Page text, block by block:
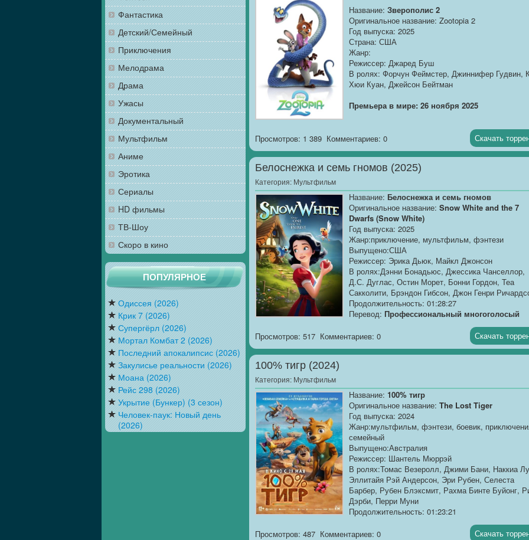
Фантастика
Детский/Семейный
Приключения
Мелодрама
Драма
Ужасы
Документальный
Мультфильм
Аниме
Эротика
Сериалы
HD фильмы
ТВ-Шоу
Скоро в кино
ПОПУЛЯРНОЕ
Одиссея (2026)
Крик 7 (2026)
Супергёрл (2026)
Мортал Комбат 2 (2026)
Последний апокалипсис (2026)
Закулисье реальности (2026)
Моана (2026)
Рейс 298 (2026)
Укрытие (Бункер) (3 сезон)
Человек-паук: Новый день
(2026)
покой рушит таинственный заказ — украсть
«Ангела-хранителя», артефакт, дающий власть
над всеми преступными синдикатами мира.
Проблема: за ним уже охотятся мега-корпорация
злых хомяков, армия роботов-полицейских и… их
же бывшие «хорошие» я, которые
системе.
Стиль против технологий. В этом сумасшедшем
обаяния против цифрового мира: взлом с
навигатором и даже «одурачивание» алгоритмов
слежки с помощью танца. Но главный тест —
Вулф обнаруживает, что артефакт меняет
того, кто им владеет. Теперь им предстоит не
просто ограбление, а выбор: стать легендами
лучшие «хорошие парни» в этом хаосе.
Название: Зверополис 2
Оригинальное название: Zootopia 2
Год выпуска: 2025
Страна: США
Жанр:
Режиссер: Джаред Буш
В ролях: Форчун Феймстер, Джиннифер Гудвин,
Хюи Куан, Джейсон Бейтман
Премьера в мире: 26 ноября 2025
Описание: Джуди Хоппс и Ник Уайлд
возвращаются в самом неожиданном деле своей
карьеры! Когда в Зверополис прибывает
таинственная рептилия — загадочный хамелеон
невероятными способностями — город мгновенно
Просмотров: 1 389 Комментариев: 0 Скачать
Белоснежка и семь гномов (2025)
Категория: Мультфильм
Название: Белоснежка и семь гномов
Оригинальное название: Snow White and the 7
Dwarfs (Snow White)
Год выпуска: 2025
Жанр:приключение, мультфильм, фэнтези
Выпущено:США
Режиссер: Эрика Дьюк, Майкл Джонсон
В ролях:Дэнни Бонадьюс, Джессика Чанселлор,
Д.С. Дуглас, Остин Морет, Бонни Гордон, Теа
Сакколити, Брэндон Гибсон, Джон Генри
Продолжительность: 01:28:27
Перевод: Профессиональный многоголосый
Размер:...[/AlphaProject]
Просмотров: 517 Комментариев: 0 Скачать
100% тигр (2024)
Категория: Мультфильм
Название: 100% тигр
Оригинальное название: The Lost Tiger
Год выпуска: 2024
Жанр:мультфильм, фэнтези, боевик,
семейный
Выпущено:Австралия
Режиссер: Шантель Мюррэй
В ролях:Томас Везеролл, Джими Бани, Наккиа
Эллитайя Рэй Андерсон, Эри Рубен, Селеста
Барбер, Рубен Блэксмит, Рахма Бинте Буйонг,
Дэрби, Перри Муни
Продолжительность: 01:23:21
Дублированный [Официальный звук]
Просмотров: 487 Комментариев: 0 Скачать